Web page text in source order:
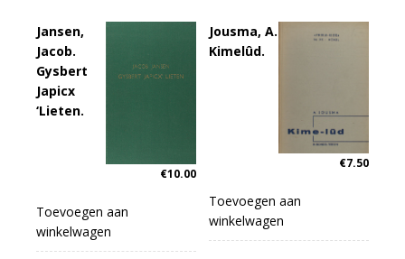
Jansen,
Jacob.
Gysbert
Japicx
‘Lieten.
€10.00
Toevoegen aan
winkelwagen
Jousma, A.
Kimelûd.
€7.50
Toevoegen aan
winkelwagen